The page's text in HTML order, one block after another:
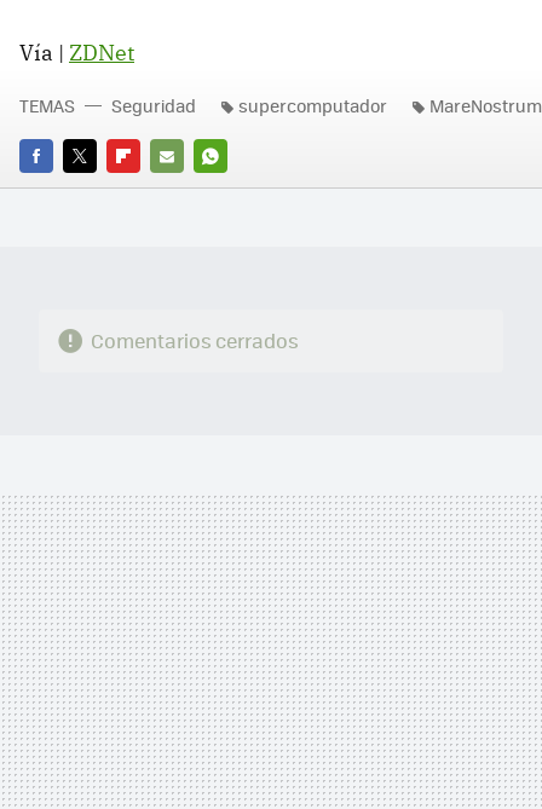
Vía | ZDNet
FACEBOOK
TWITTERFLIPBOARD
E-
WHATSAPP
TEMAS Seguridad supercomputador MareNostrum
Comentarios cerrados